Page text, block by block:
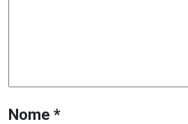
Nome *